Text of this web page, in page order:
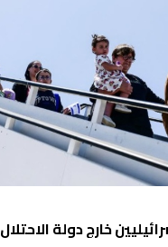
خارج دولة الاحتلال